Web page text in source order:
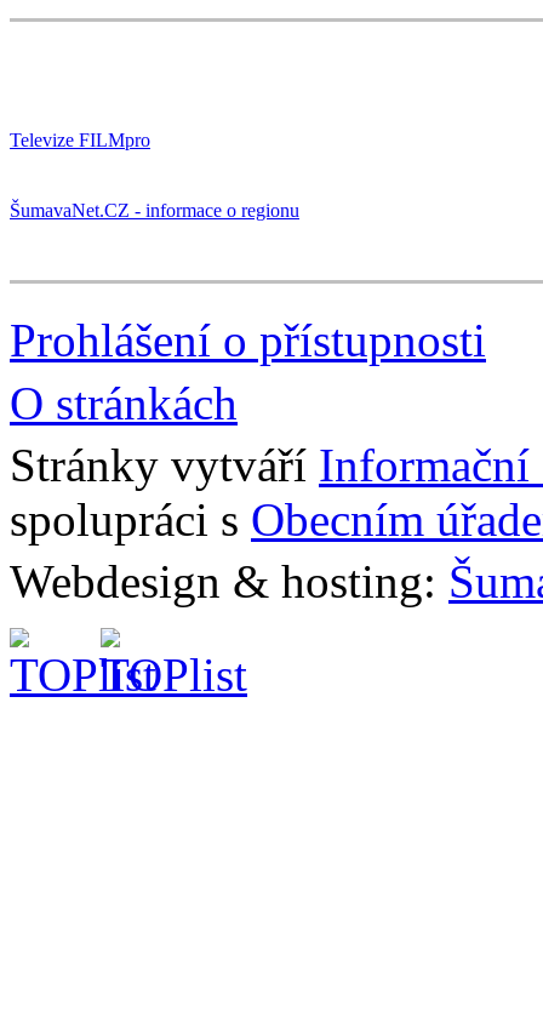
Televize FILMpro
ŠumavaNet.CZ - informace o regionu
Prohlášení o přístupnosti
O stránkách
Stránky vytváří Informační
spolupráci s Obecním
Webdesign & hosting: